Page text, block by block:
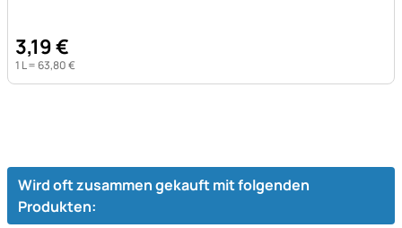
3,19€
1 L = 63,80€
Wird oft zusammen gekauft mit folgenden
Produkten: